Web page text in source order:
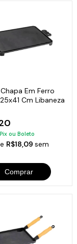
Em Ferro
Cm Libaneza
ou Boleto
R$18,09 sem
Comprar